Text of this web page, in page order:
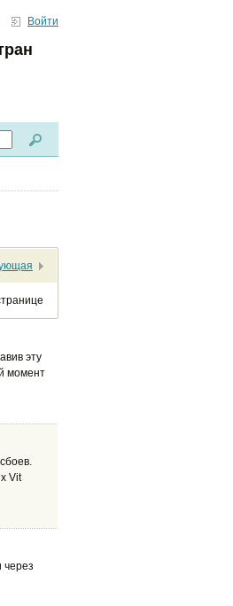
Войти
эту
момент
Vit
через